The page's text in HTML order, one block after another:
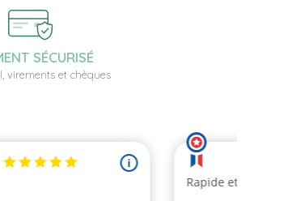
SÉCURISÉ
virements et chèques